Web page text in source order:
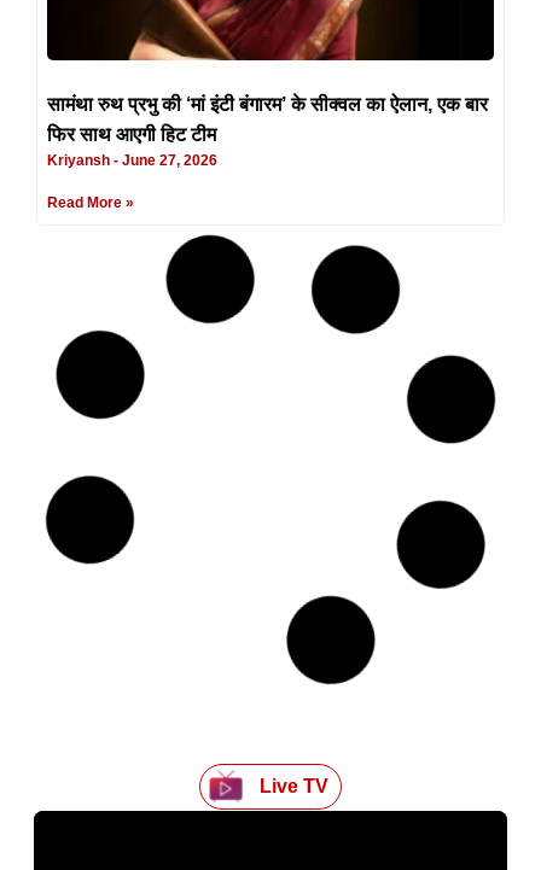
सामंथा रुथ प्रभु की ‘मां इंटी बंगारम’ के सीक्वल का ऐलान, एक बार
फिर साथ आएगी हिट टीम
Kriyansh June 27, 2026
Read More »
‘मिर्जापुर: द मूवी’ का धमाकेदार टीजर रिलीज, फिर लौटे कालीन